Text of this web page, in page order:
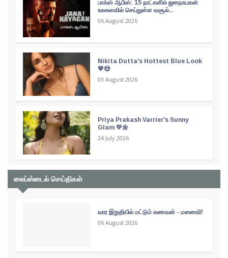
பாக்ஸ் ஆபிஸ்: 15 நாட்களில் ஜனநாயகன்
உலகளவில் செய்துள்ள வசூல்..
06 August 2026
Nikita Dutta's Hottest Blue Look
💙😍
03 August 2026
Priya Prakash Varrier's Sunny
Glam 💛🌼
24 July 2026
லைப்ஸ்டைல் செய்திகள்
வார இறுதியில் மட்டும் கணவன் - மனைவி!
06 August 2026